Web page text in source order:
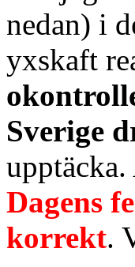
nedan) i
yxskaft
Sverige
Dagens
korrekt.